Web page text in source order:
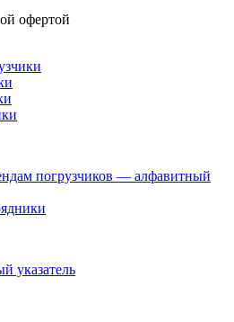
офертой
погрузчиков — алфавитный
указатель